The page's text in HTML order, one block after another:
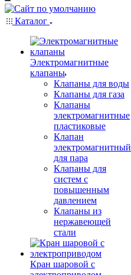
Каталог
Электромагнитные
клапаны
Клапаны для воды
Клапаны для газа
Клапаны
электромагнитные
пластиковые
Клапан
электромагнитный
для пара
Клапаны для
систем с
повышенным
давлением
Клапаны из
нержавеющей
стали
Кран шаровой с